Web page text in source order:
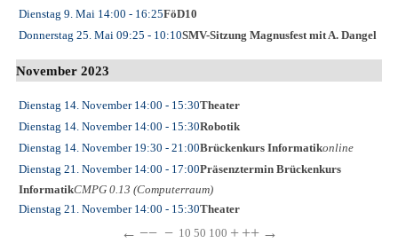
Dienstag 9. Mai 14:00 - 16:25FöD10
Donnerstag 25. Mai 09:25 - 10:10SMV-Sitzung Magnusfest mit A. Dangel
November 2023
Dienstag 14. November14:00 - 15:30Theater
Dienstag 14. November14:00 - 15:30Robotik
Dienstag 14. November19:30 - 21:00Brückenkurs Informatikonline
Dienstag 21. November14:00 - 17:00Präsenztermin Brückenkurs
InformatikCMPG 0.13 (Computerraum)
Dienstag 21. November14:00 - 15:30Theater
← −− − 10 50 100 + ++ →